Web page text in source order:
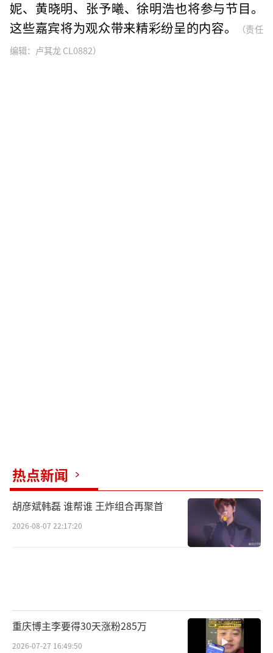
妮、黄晓明、张予曦、徐明浩也将参与节目。
这些嘉宾将为观众带来精彩纷呈的内容。
（责任
编辑：卢其龙 CL0882）
热点新闻
胡彦斌韩磊 谁帮谁 王炸组合再聚首
2026-08-07 22:17:20
重庆博主李要得30天涨粉285万
2026-07-27 16:49:50